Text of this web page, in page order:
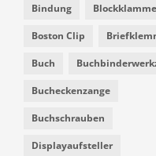
Bindung
Boston Clip
Buch
Bucheckenzange
Buchschrauben
Displayaufsteller